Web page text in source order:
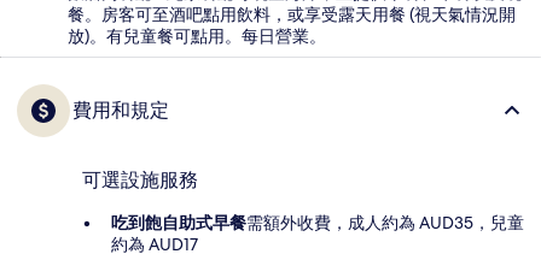
餐。房客可至酒吧點用飲料，或享受露天用餐 (視天氣情況開
放)。有兒童餐可點用。每日營業。
費用和規定
可選設施服務
吃到飽自助式早餐需額外收費，成人約為 AUD35，兒童
約為 AUD17